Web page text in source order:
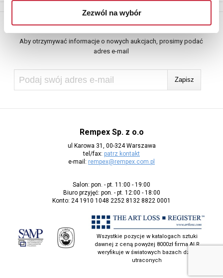
Zezwól na wybór
Newsletter
Aby otrzymywać informacje o nowych aukcjach, prosimy podać
adres e-mail
Rempex Sp. z o.o
ul Karowa 31, 00-324 Warszawa
tel/fax: patrz kontakt
e-mail: rempex@rempex.com.pl
Salon: pon. - pt. 11:00 - 19:00
Biuro przyjęć: pon. - pt. 12:00 - 18:00
Konto: 24 1910 1048 2252 8132 8822 0001
Wszystkie pozycje w katalogach sztuki
dawnej z ceną powyżej 8000zł firma ALR
weryfikuje w światowych bazach dzieł
utraconych